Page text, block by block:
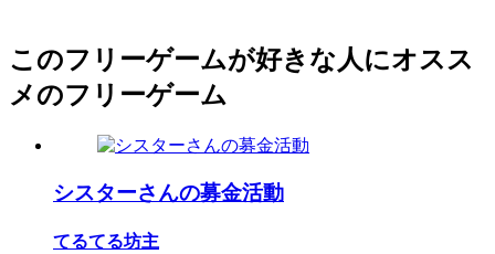
このフリーゲームが好きな人にオスス
メのフリーゲーム
シスターさんの募金活動
てるてる坊主